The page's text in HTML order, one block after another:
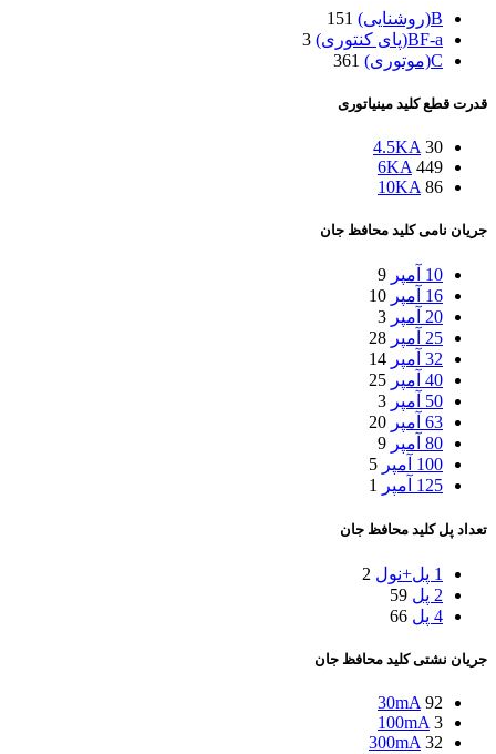
B(روشنایی)
151
BF-a(پای کنتوری)
3
C(موتوری)
361
قدرت قطع کلید مینیاتوری
4.5KA 30
6KA 449
10KA 86
جریان نامی کلید محافظ جان
10 آمپر
9
16 آمپر
10
20 آمپر
3
25 آمپر
28
32 آمپر
14
40 آمپر
25
50 آمپر
3
63 آمپر
20
80 آمپر
9
100 آمپر
5
125 آمپر
1
تعداد پل کلید محافظ جان
1 پل+نول
2
2 پل
59
4 پل
66
جریان نشتی کلید محافظ جان
30mA 92
100mA 3
300mA 32